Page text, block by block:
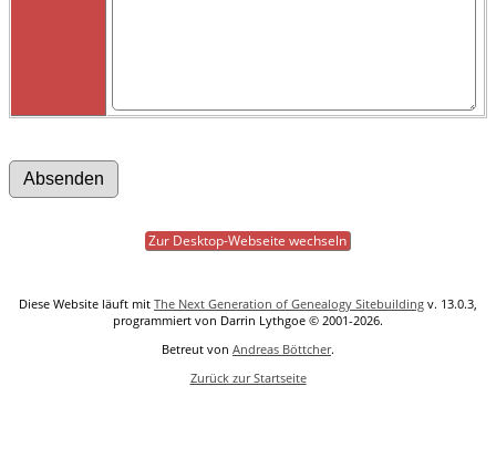
Zur Desktop-Webseite wechseln
Diese Website läuft mit The Next Generation of Genealogy Sitebuilding v. 13.0.3,
programmiert von Darrin Lythgoe © 2001-2026.
Betreut von Andreas Böttcher.
Zurück zur Startseite